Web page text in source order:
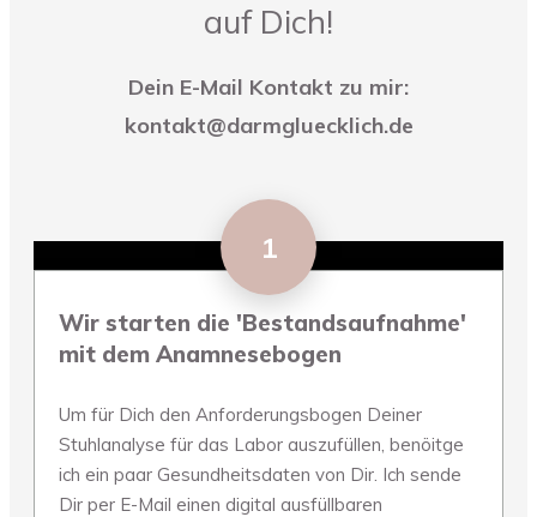
auf Dich!
Dein E-Mail Kontakt zu mir:
kontakt@darmgluecklich.de
1
Wir starten die 'Bestandsaufnahme'
mit dem Anamnesebogen
Um für Dich den Anforderungsbogen Deiner
Stuhlanalyse für das Labor auszufüllen, benöitge
ich ein paar Gesundheitsdaten von Dir. Ich sende
Dir per E-Mail einen digital ausfüllbaren